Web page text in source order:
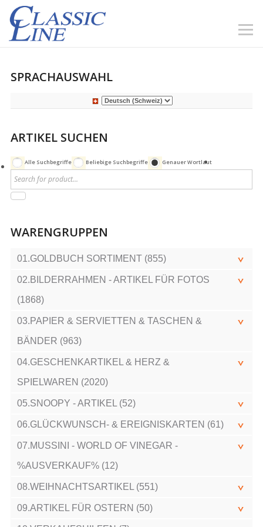
SPRACHAUSWAHL
ARTIKEL SUCHEN
Alle Suchbegriffe Beliebige Suchbegriffe Genauer Wortlaut
WARENGRUPPEN
01.GOLDBUCH SORTIMENT (855)
02.BILDERRAHMEN - ARTIKEL FÜR FOTOS
(1868)
03.PAPIER & SERVIETTEN & TASCHEN &
BÄNDER (963)
04.GESCHENKARTIKEL & HERZ &
SPIELWAREN (2020)
05.SNOOPY - ARTIKEL (52)
06.GLÜCKWUNSCH- & EREIGNISKARTEN (61)
07.MUSSINI - WORLD OF VINEGAR -
%AUSVERKAUF% (12)
08.WEIHNACHTSARTIKEL (551)
09.ARTIKEL FÜR OSTERN (50)